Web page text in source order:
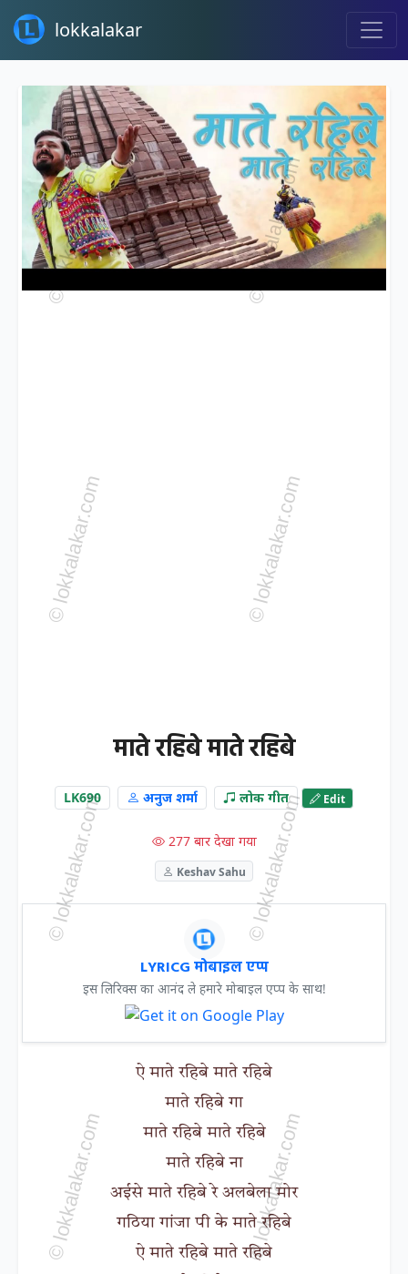
lokkalakar
माते रहिबे माते रहिबे
LK690 अनुज शर्मा लोक गीत Edit
277 बार देखा गया
Keshav Sahu
LYRICG मोबाइल एप्प
इस लिरिक्स का आनंद ले हमारे मोबाइल एप्प के साथ!
ऐ माते रहिबे माते रहिबे
माते रहिबे गा
माते रहिबे माते रहिबे
माते रहिबे ना
अईसे माते रहिबे रे अलबेला मोर
गठिया गांजा पी के माते रहिबे
ऐ माते रहिबे माते रहिबे